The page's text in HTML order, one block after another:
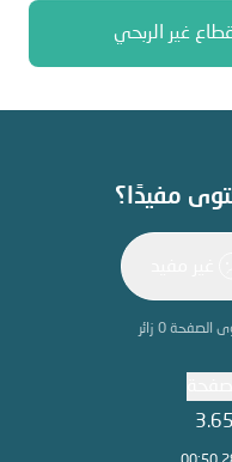
غير الربحي
مفيدًا؟
الصفحة0 زائر
3.65